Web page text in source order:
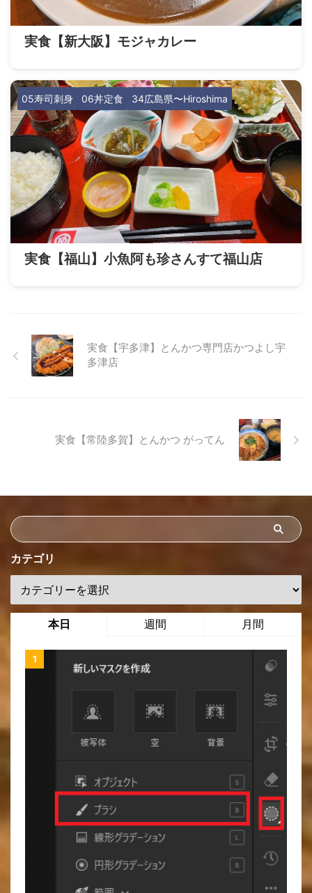
実食【新大阪】モジャカレー
05寿司刺身 06丼定食 34広島県〜Hiroshima
実食【福山】小魚阿も珍さんすて福山店
実食【宇多津】とんかつ専門店かつよし宇
多津店
実食【常陸多賀】とんかつ がってん
カテゴリ
本日 週間 月間